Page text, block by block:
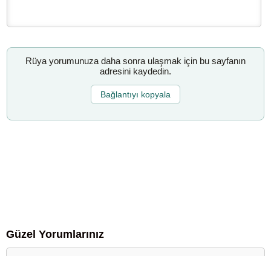
Rüya yorumunuza daha sonra ulaşmak için bu sayfanın
adresini kaydedin.
Bağlantıyı kopyala
Güzel Yorumlarınız